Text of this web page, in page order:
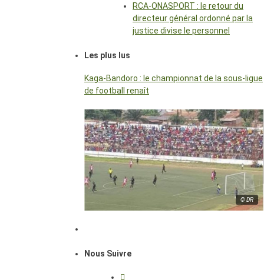
RCA-ONASPORT : le retour du
directeur général ordonné par la
justice divise le personnel
Les plus lus
Kaga-Bandoro : le championnat de la sous-ligue
de football renaît
© DR
Nous Suivre